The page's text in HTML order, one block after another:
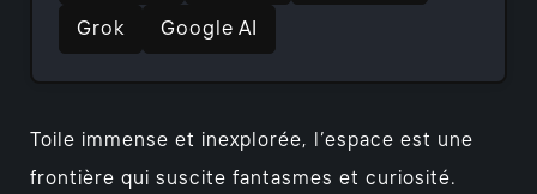
Grok Google AI
Toile immense et inexplorée, l’espace est une
frontière qui suscite fantasmes et curiosité.